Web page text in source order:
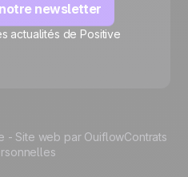
newsletter
actualités de Positive
- Site web par OuiflowContrats